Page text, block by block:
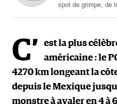
spot de grimpe, de
C’
est la plus
américaine : le
4270 km longeant la
depuis le Mexique
monstre à avaler en 4 à